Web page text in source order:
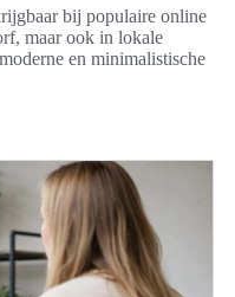
bij populaire online
maar ook in lokale
en minimalistische